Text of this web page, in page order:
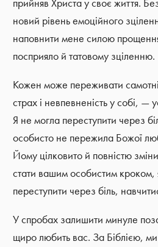
прийняв Христа у своє життя.
новий рівень емоційного
наповнити мене силою
посприяло й татовому зціленню.
Кожен може переживати
страх і невпевненість у собі, ―
Я не могла переступити через
особисто не пережила Божої
Йому цілковито й повністю
стати вашим особистим
переступити через біль,
У спробах залишити минуле
щиро любить вас. За Біблією,